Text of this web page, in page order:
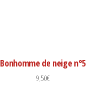
Bonhomme de neige n°5
9,50€